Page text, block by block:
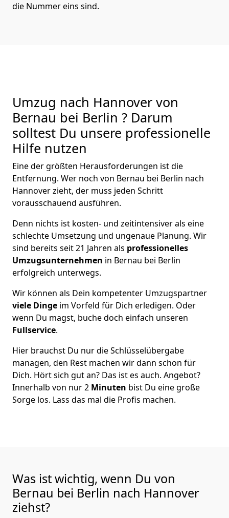
die Nummer eins sind.
Umzug nach Hannover von
Bernau bei Berlin ? Darum
solltest Du unsere professionelle
Hilfe nutzen
Eine der größten Herausforderungen ist die
Entfernung. Wer noch von Bernau bei Berlin nach
Hannover zieht, der muss jeden Schritt
vorausschauend ausführen.
Denn nichts ist kosten- und zeitintensiver als eine
schlechte Umsetzung und ungenaue Planung. Wir
sind bereits seit 21 Jahren als professionelles
Umzugsunternehmen in Bernau bei Berlin
erfolgreich unterwegs.
Wir können als Dein kompetenter Umzugspartner
viele Dinge im Vorfeld für Dich erledigen. Oder
wenn Du magst, buche doch einfach unseren
Fullservice.
Hier brauchst Du nur die Schlüsselübergabe
managen, den Rest machen wir dann schon für
Dich. Hört sich gut an? Das ist es auch. Angebot?
Innerhalb von nur 2 Minuten bist Du eine große
Sorge los. Lass das mal die Profis machen.
Was ist wichtig, wenn Du von
Bernau bei Berlin nach Hannover
ziehst?